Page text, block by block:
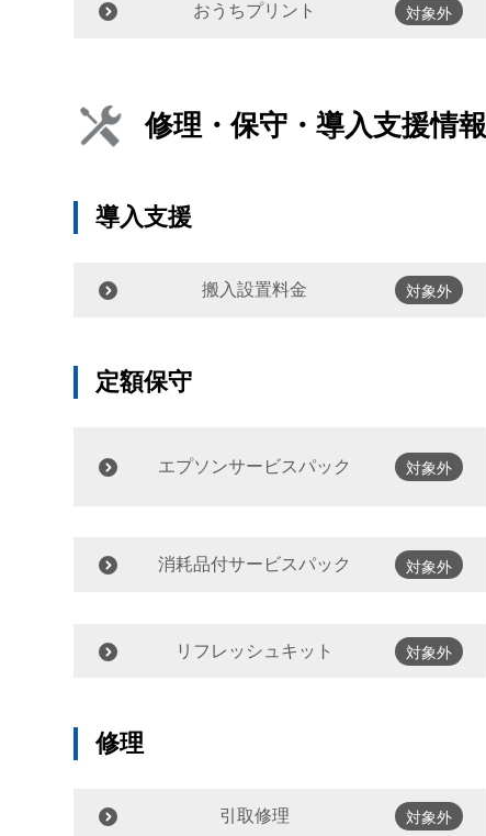
おうちプリント 対象外
修理・保守・導入支援情報
導入支援
搬入設置料金 対象外
定額保守
エプソンサービスパック 対象外
消耗品付サービスパック 対象外
リフレッシュキット 対象外
修理
引取修理 対象外